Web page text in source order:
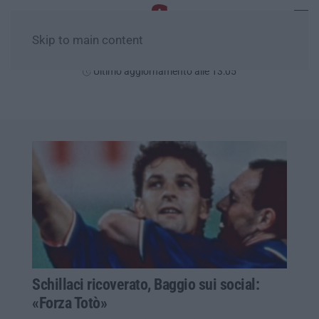
Skip to main content
Ultimo aggiornamento alle 13:05
Schillaci ricoverato, Baggio sui social:
«Forza Totò»